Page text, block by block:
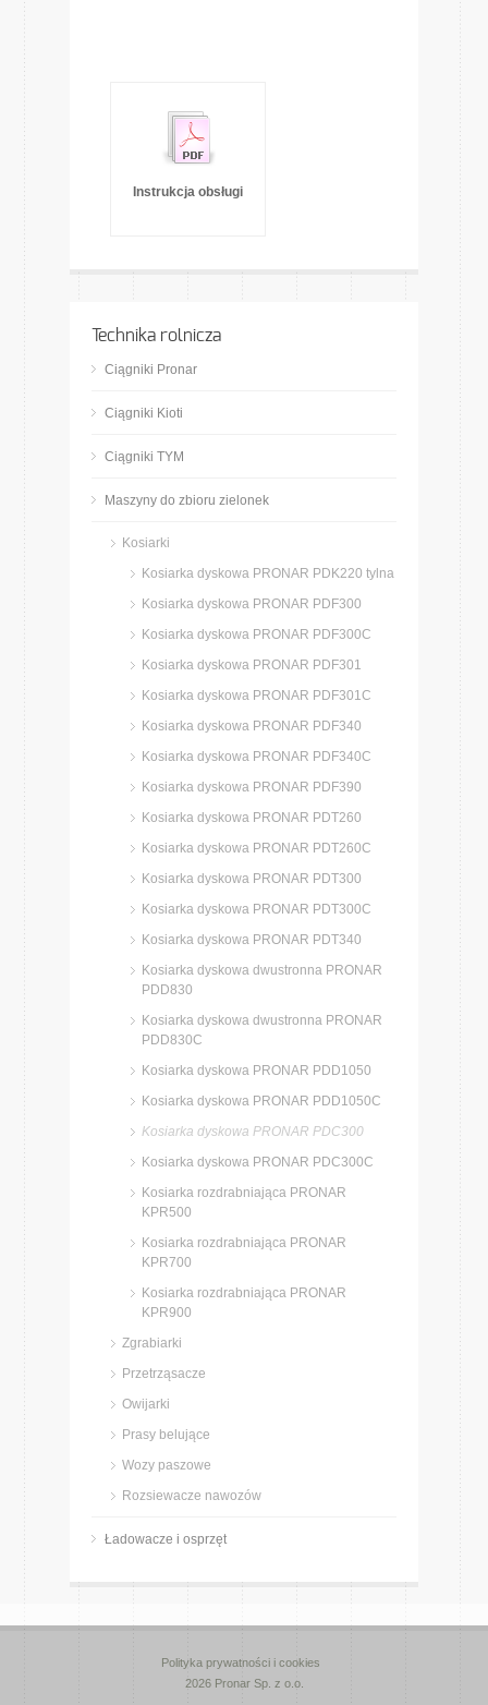
Instrukcja obsługi
Technika rolnicza
Ciągniki Pronar
Ciągniki Kioti
Ciągniki TYM
Maszyny do zbioru zielonek
Kosiarki
Kosiarka dyskowa PRONAR PDK220 tylna
Kosiarka dyskowa PRONAR PDF300
Kosiarka dyskowa PRONAR PDF300C
Kosiarka dyskowa PRONAR PDF301
Kosiarka dyskowa PRONAR PDF301C
Kosiarka dyskowa PRONAR PDF340
Kosiarka dyskowa PRONAR PDF340C
Kosiarka dyskowa PRONAR PDF390
Kosiarka dyskowa PRONAR PDT260
Kosiarka dyskowa PRONAR PDT260C
Kosiarka dyskowa PRONAR PDT300
Kosiarka dyskowa PRONAR PDT300C
Kosiarka dyskowa PRONAR PDT340
Kosiarka dyskowa dwustronna PRONAR
PDD830
Kosiarka dyskowa dwustronna PRONAR
PDD830C
Kosiarka dyskowa PRONAR PDD1050
Kosiarka dyskowa PRONAR PDD1050C
Kosiarka dyskowa PRONAR PDC300
Kosiarka dyskowa PRONAR PDC300C
Kosiarka rozdrabniająca PRONAR
KPR500
Kosiarka rozdrabniająca PRONAR
KPR700
Kosiarka rozdrabniająca PRONAR
KPR900
Zgrabiarki
Przetrząsacze
Owijarki
Prasy belujące
Wozy paszowe
Rozsiewacze nawozów
Ładowacze i osprzęt
Polityka prywatności i cookies
2026 Pronar Sp. z o.o.